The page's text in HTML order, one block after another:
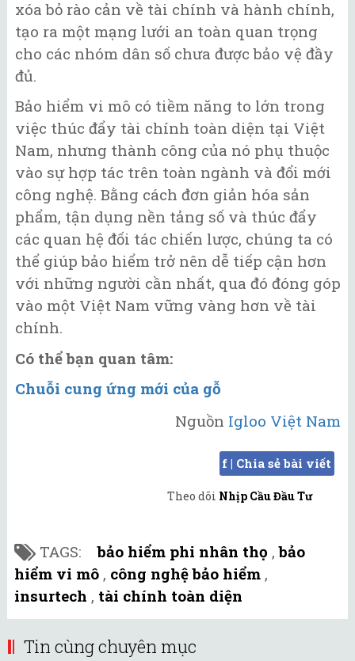
xóa bỏ rào cản về tài chính và hành chính,
tạo ra một mạng lưới an toàn quan trọng
cho các nhóm dân số chưa được bảo vệ đầy
đủ.
Bảo hiểm vi mô có tiềm năng to lớn trong
việc thúc đẩy tài chính toàn diện tại Việt
Nam, nhưng thành công của nó phụ thuộc
vào sự hợp tác trên toàn ngành và đổi mới
công nghệ. Bằng cách đơn giản hóa sản
phẩm, tận dụng nền tảng số và thúc đẩy
các quan hệ đối tác chiến lược, chúng ta có
thể giúp bảo hiểm trở nên dễ tiếp cận hơn
với những người cần nhất, qua đó đóng góp
vào một Việt Nam vững vàng hơn về tài
chính.
Có thể bạn quan tâm:
Chuỗi cung ứng mới của gỗ
Nguồn Igloo Việt Nam
f | Chia sẻ bài viết
Theo dõi Nhịp Cầu Đầu Tư
TAGS:bảo hiểm phi nhân thọ ,bảo
hiểm vi mô , công nghệ bảo hiểm ,
insurtech , tài chính toàn diện
Tin cùng chuyên mục